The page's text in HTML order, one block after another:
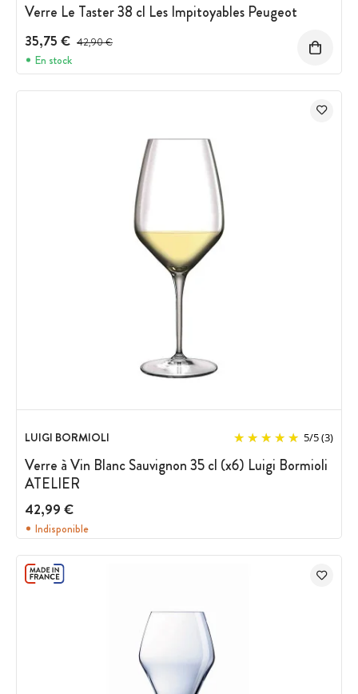
Verre Le Taster 38 cl Les Impitoyables Peugeot
35,75 € Prix avant réduction :
42,90 €
En stock
LUIGI BORMIOLI 5/5(3)
Verre à Vin Blanc Sauvignon 35 cl (x6) Luigi Bormioli
ATELIER
42,99 €
Indisponible